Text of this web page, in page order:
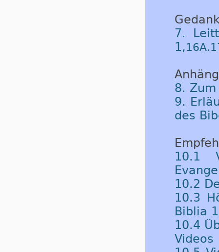
7.
1,
8.
9.
des
10.1
10.2
10.3
Biblia
10.4
Videos